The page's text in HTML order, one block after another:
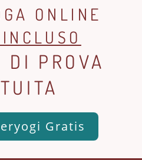
ONLINE
DI PROVA
Gratis